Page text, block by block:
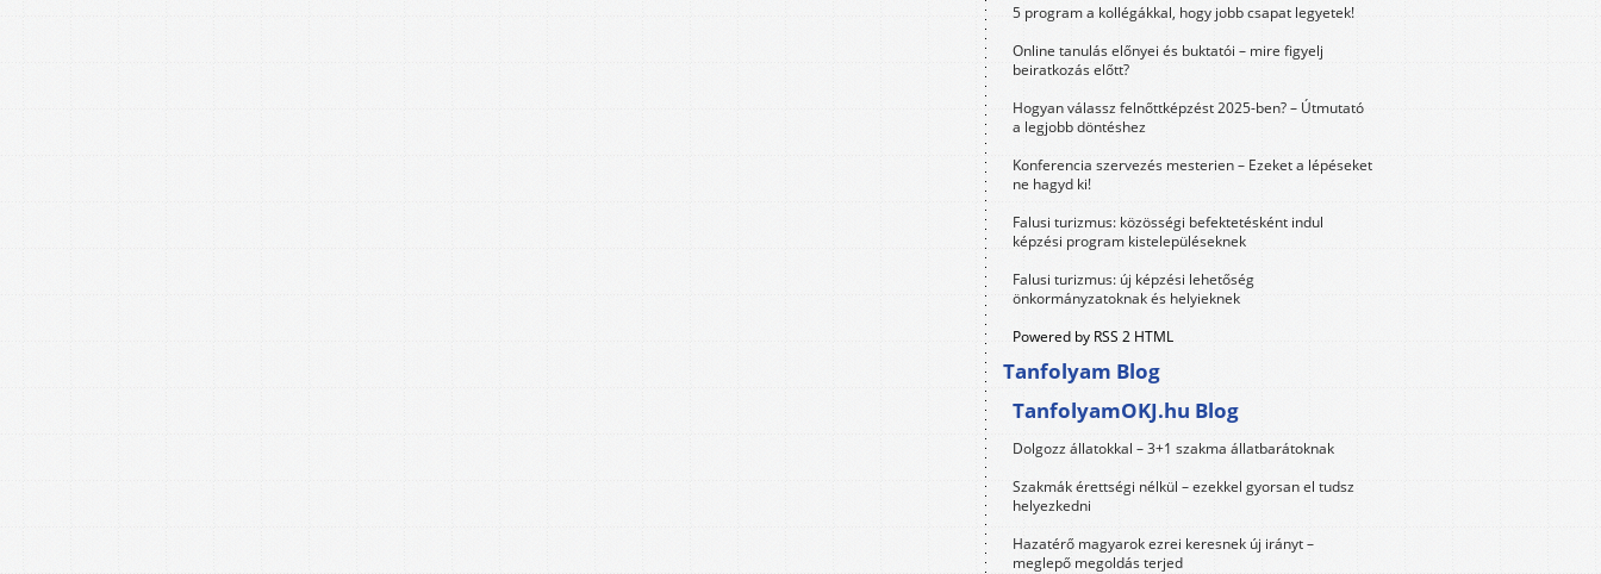
5 program a kollégákkal, hogy jobb csapat legyetek!
Online tanulás előnyei és buktatói – mire figyelj
beiratkozás előtt?
Hogyan válassz felnőttképzést 2025-ben? – Útmutató
a legjobb döntéshez
Konferencia szervezés mesterien – Ezeket a lépéseket
ne hagyd ki!
Falusi turizmus: közösségi befektetésként indul
képzési program kistelepüléseknek
Falusi turizmus: új képzési lehetőség
önkormányzatoknak és helyieknek
Powered by RSS 2 HTML
Tanfolyam Blog
TanfolyamOKJ.hu Blog
Dolgozz állatokkal – 3+1 szakma állatbarátoknak
Szakmák érettségi nélkül – ezekkel gyorsan el tudsz
helyezkedni
Hazatérő magyarok ezrei keresnek új irányt –
meglepő megoldás terjed